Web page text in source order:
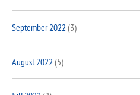
September 2022 (3)
August 2022 (5)